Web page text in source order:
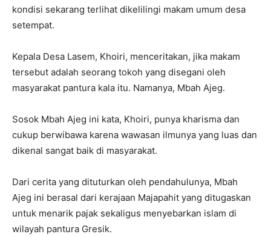
kondisi sekarang terlihat dikelilingi makam umum desa
setempat.
Kepala Desa Lasem, Khoiri, menceritakan, jika makam
tersebut adalah seorang tokoh yang disegani oleh
masyarakat pantura kala itu. Namanya, Mbah Ajeg.
Sosok Mbah Ajeg ini kata, Khoiri, punya kharisma dan
cukup berwibawa karena wawasan ilmunya yang luas dan
dikenal sangat baik di masyarakat.
Dari cerita yang dituturkan oleh pendahulunya, Mbah
Ajeg ini berasal dari kerajaan Majapahit yang ditugaskan
untuk menarik pajak sekaligus menyebarkan islam di
wilayah pantura Gresik.